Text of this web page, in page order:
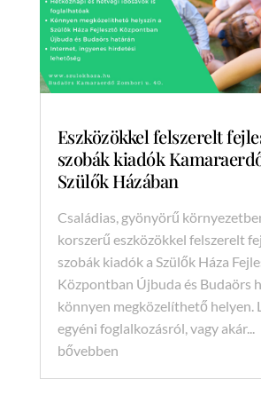
Eszközökkel felszerelt
szobák kiadók
Szülők Házában
Családias, gyönyörű
korszerű eszközökkel felszerelt
szobák kiadók a Szülők Háza
Központban Újbuda és Budaörs
könnyen megközelíthető helyen.
egyéni foglalkozásról, vagy akár...
bővebben